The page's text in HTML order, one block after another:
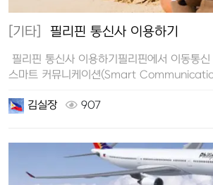
[기타] 필리핀 통신사 이용하기
필리핀 통신사 이용하기필리핀에서 이동통
스마트 커뮤니케이션(Smart
김실장
907